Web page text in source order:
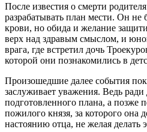
После известия о смерти
разрабатывать план мести. Он
крови, но обида и желание
верх над здравым смыслом, и
врага, где встретил дочь
которой они познакомились в
Произошедшие далее события
заслуживает уважения. Ведь ради
подготовленного плана, а позже
пожилого князя, за которого
настоянию отца, не желая делать